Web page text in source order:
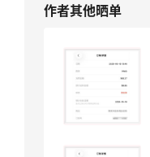
作者其他晒单